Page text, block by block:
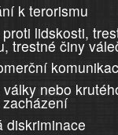
k terorismu
lidskosti,
trestné činy
nebo
diskriminace